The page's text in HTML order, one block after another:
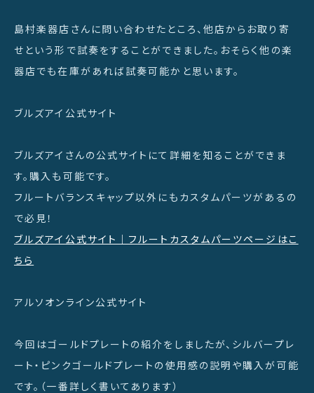
島村楽器店さんに問い合わせたところ、他店からお取り寄
せという形で試奏をすることができました。おそらく他の楽
器店でも在庫があれば試奏可能かと思います。
ブルズアイ公式サイト
ブルズアイさんの公式サイトにて詳細を知ることができま
す。購入も可能です。
フルートバランスキャップ以外にもカスタムパーツがあるの
で必見！
ブルズアイ公式サイト｜フルートカスタムパーツページはこ
ちら
アルソオンライン公式サイト
今回はゴールドプレートの紹介をしましたが、シルバープレ
ート・ピンクゴールドプレートの使用感の説明や購入が可能
です。（一番詳しく書いてあります）